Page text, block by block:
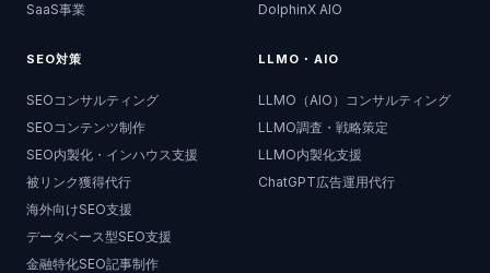
SaaS事業
DolphinX AIO
SEO対策
SEOコンサルティング
SEOコンテンツ制作
SEO内製化・インハウス支援
被リンク獲得代行
海外向けSEO支援
データベース型SEO支援
金融特化SEO記事制作
LLMO・AIO
LLMO（AIO）コンサルティング
LLMO調査・戦略策定
LLMO内製化支援
ChatGPT広告運用代行